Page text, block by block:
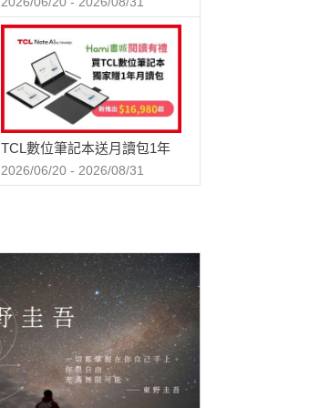
TCL數位筆記本送月讀包1年
2026/06/20 - 2026/08/31